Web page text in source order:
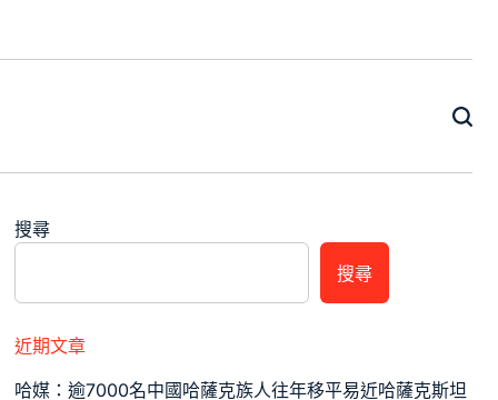
搜尋
搜尋
近期文章
哈媒：逾7000名中國哈薩克族人往年移平易近哈薩克斯坦